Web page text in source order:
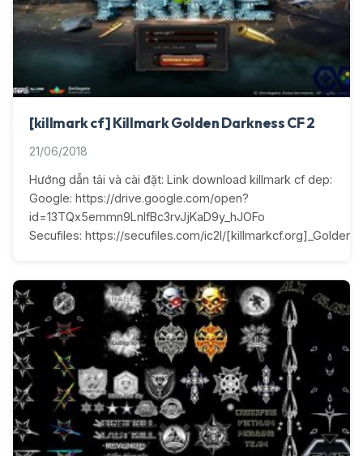
[killmark cf] Killmark Golden Darkness CF 2
21/06/2018
Hướng dẫn tải và cài đặt: Link download killmark cf dep:
Google: https://drive.google.com/open?
id=13TQx5emmn9LnIfBc3rvJjKaD9y_hJOFo
Secufiles: https://secufiles.com/ic2l/